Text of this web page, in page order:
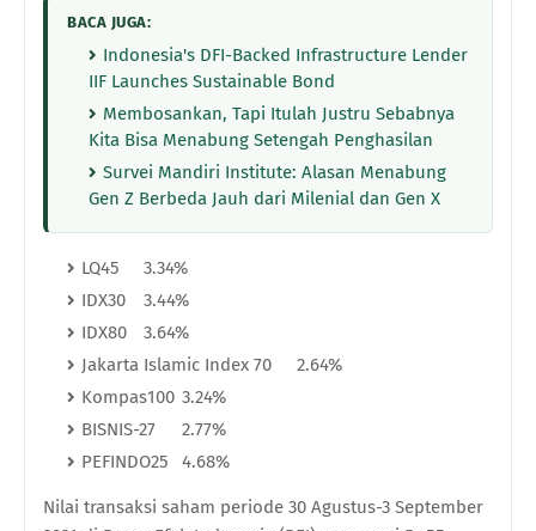
BACA JUGA:
Indonesia's DFI-Backed Infrastructure Lender
IIF Launches Sustainable Bond
Membosankan, Tapi Itulah Justru Sebabnya
Kita Bisa Menabung Setengah Penghasilan
Survei Mandiri Institute: Alasan Menabung
Gen Z Berbeda Jauh dari Milenial dan Gen X
LQ45
3.34%
IDX30
3.44%
IDX80
3.64%
Jakarta Islamic Index 70
2.64%
Kompas100 3.24%
BISNIS-27
2.77%
PEFINDO25
4.68%
Nilai transaksi saham periode 30 Agustus-3 September